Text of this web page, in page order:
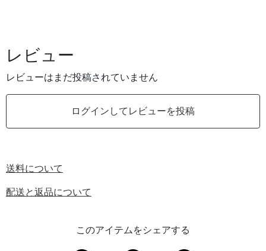
レビュー
レビューはまだ投稿されていません
ログインしてレビューを投稿
送料について
配送と返品について
このアイテムをシェアする